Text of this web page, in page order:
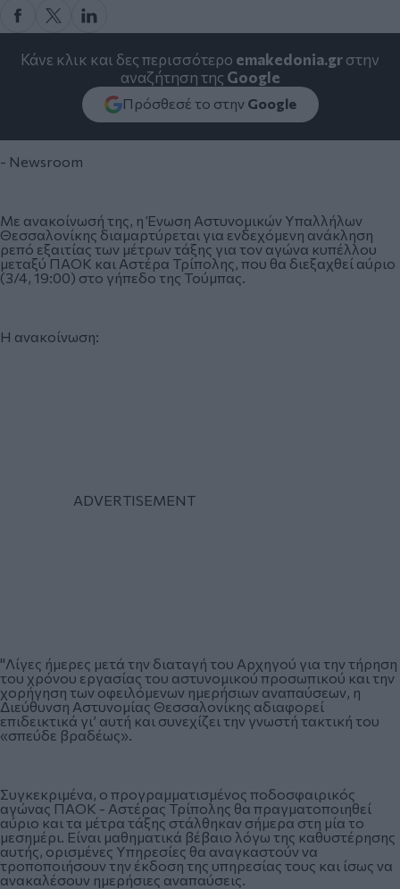
Κάνε κλικ και δες περισσότερο emakedonia.grστην
αναζήτηση της Google
Πρόσθεσέ το στην Google
- Newsroom
Με ανακοίνωσή της, η Ένωση Αστυνομικών Υπαλλήλων
Θεσσαλονίκης διαμαρτύρεται για ενδεχόμενη ανάκληση
ρεπό εξαιτίας των μέτρων τάξης για τον αγώνα κυπέλλου
μεταξύ ΠΑΟΚ και Αστέρα Τρίπολης, που θα διεξαχθεί αύριο
(3/4, 19:00) στο γήπεδο της Τούμπας.
Η ανακοίνωση:
"Λίγες ήμερες μετά την διαταγή του Αρχηγού για την τήρηση
του χρόνου εργασίας του αστυνομικού προσωπικού και την
χορήγηση των οφειλόμενων ημερήσιων αναπαύσεων, η
Διεύθυνση Αστυνομίας Θεσσαλονίκης αδιαφορεί
επιδεικτικά γι’ αυτή και συνεχίζει την γνωστή τακτική του
«σπεύδε βραδέως».
Συγκεκριμένα, ο προγραμματισμένος ποδοσφαιρικός
αγώνας ΠΑΟΚ - Αστέρας Τρίπολης θα πραγματοποιηθεί
αύριο και τα μέτρα τάξης στάλθηκαν σήμερα στη μία το
μεσημέρι. Είναι μαθηματικά βέβαιο λόγω της καθυστέρησης
αυτής, ορισμένες Υπηρεσίες θα αναγκαστούν να
τροποποιήσουν την έκδοση της υπηρεσίας τους και ίσως να
ανακαλέσουν ημερήσιες αναπαύσεις.